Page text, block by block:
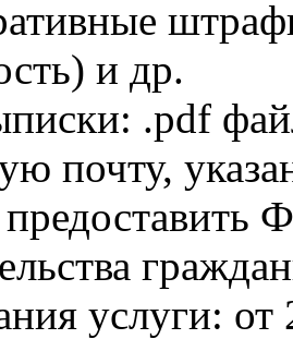
и др.
.pdf
почту,
услуги: от